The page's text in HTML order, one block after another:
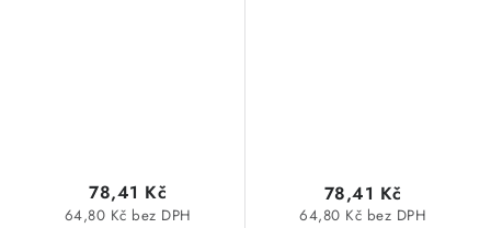
64,80 Kč bez DPH
78,41 Kč
64,80 Kč bez DPH
78,41 Kč